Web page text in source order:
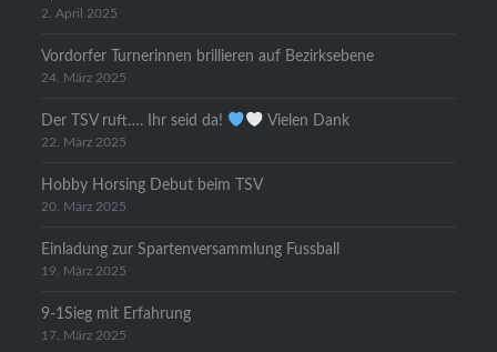
2. April 2025
Vordorfer Turnerinnen brillieren auf Bezirksebene
24. März 2025
Der TSV ruft…. Ihr seid da! Vielen Dank
22. März 2025
Hobby Horsing Debut beim TSV
20. März 2025
Einladung zur Spartenversammlung Fussball
19. März 2025
9-1Sieg mit Erfahrung
17. März 2025